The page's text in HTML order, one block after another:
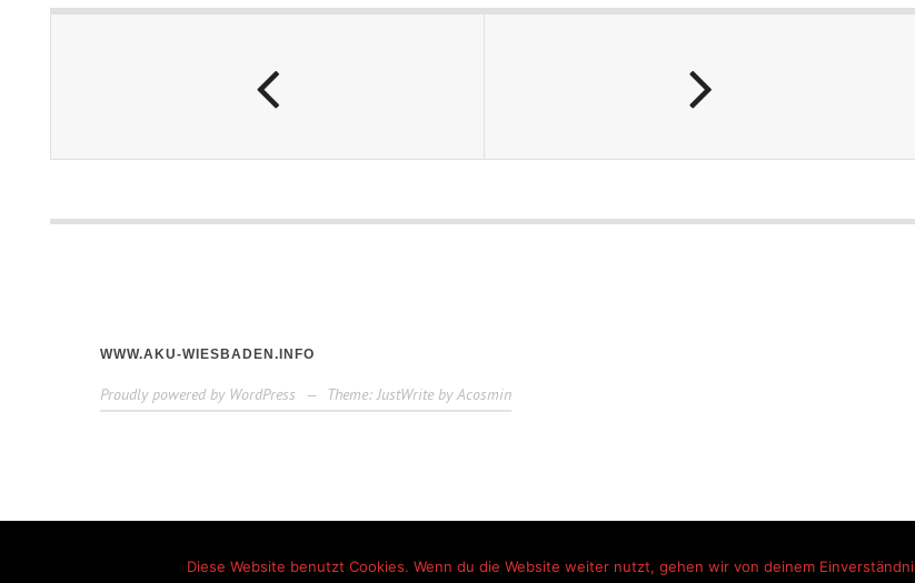
WWW.AKU-WIESBADEN.INFO
Proudly powered by WordPress — Theme: JustWrite by Acosmin
Diese Website benutzt Cookies. Wenn du die Website weiter nutzt, gehen wir von deinem